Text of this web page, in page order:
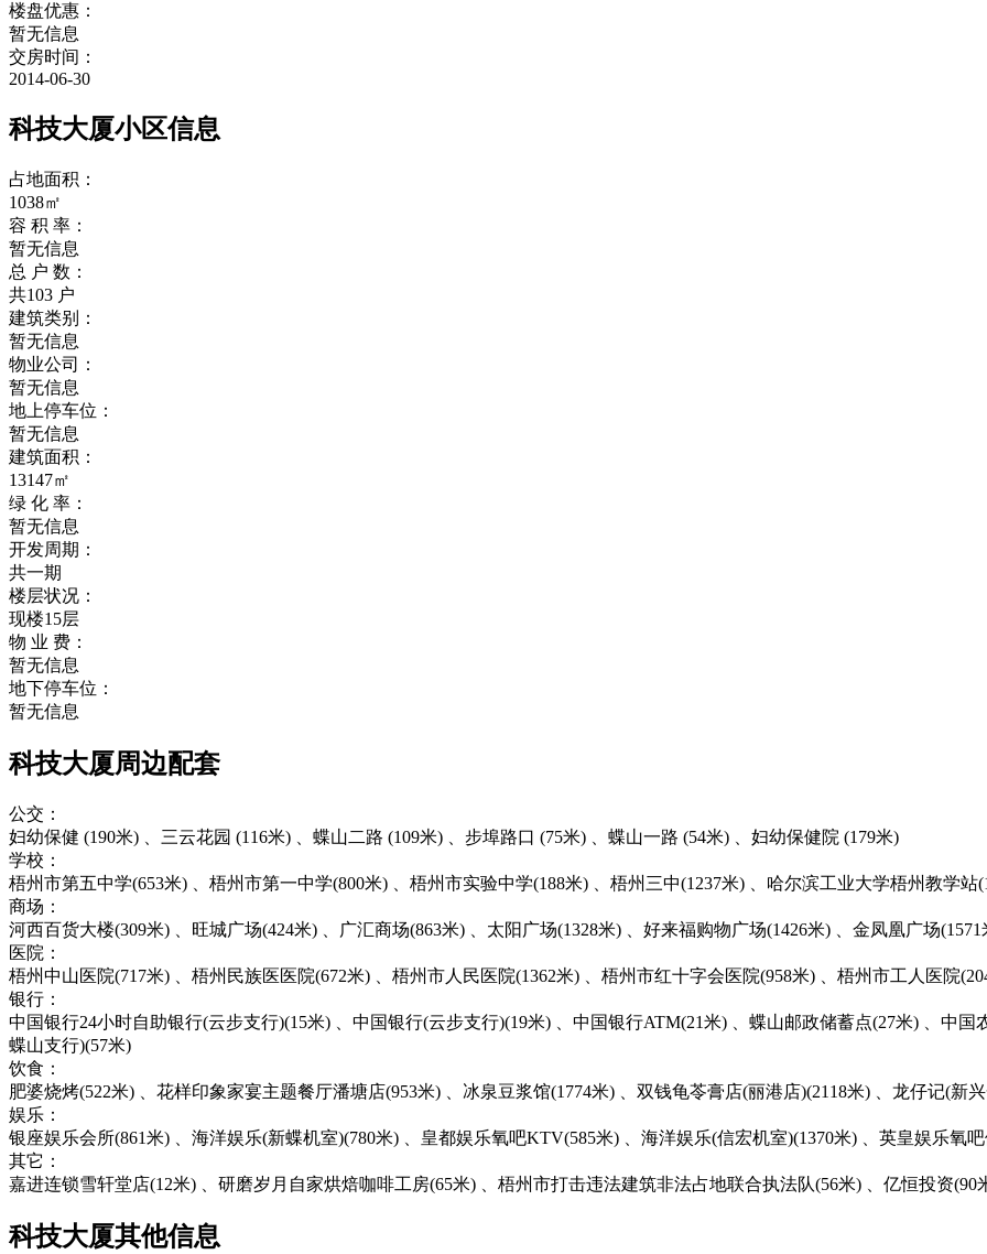
楼盘优惠：
暂无信息
交房时间：
2014-06-30
科技大厦小区信息
占地面积：
1038㎡
容 积 率：
暂无信息
总 户 数：
共103 户
建筑类别：
暂无信息
物业公司：
暂无信息
地上停车位：
暂无信息
建筑面积：
13147㎡
绿 化 率：
暂无信息
开发周期：
共一期
楼层状况：
现楼15层
物 业 费：
暂无信息
地下停车位：
暂无信息
科技大厦周边配套
公交：
妇幼保健 (190米) 、三云花园 (116米) 、蝶山二路 (109米) 、步埠路口 (75米) 、蝶山一路 (54米) 、妇幼保健院 (179米)
学校：
梧州市第五中学(653米) 、梧州市第一中学(800米) 、梧州市实验中学(188米) 、梧州三中(1237米) 、哈尔滨工业大学梧州教学站
商场：
河西百货大楼(309米) 、旺城广场(424米) 、广汇商场(863米) 、太阳广场(1328米) 、好来福购物广场(1426米) 、金凤凰广场(1571
医院：
梧州中山医院(717米) 、梧州民族医医院(672米) 、梧州市人民医院(1362米) 、梧州市红十字会医院(958米) 、梧州市工人医院
银行：
中国银行24小时自助银行(云步支行)(15米) 、中国银行(云步支行)(19米) 、中国银行ATM(21米) 、蝶山邮政储蓄点(27米) 、中
蝶山支行)(57米)
饮食：
肥婆烧烤(522米) 、花样印象家宴主题餐厅潘塘店(953米) 、冰泉豆浆馆(1774米) 、双钱龟苓膏店(丽港店)(2118米) 、龙仔记(新
娱乐：
银座娱乐会所(861米) 、海洋娱乐(新蝶机室)(780米) 、皇都娱乐氧吧KTV(585米) 、海洋娱乐(信宏机室)(1370米) 、英皇娱乐氧
其它：
嘉进连锁雪轩堂店(12米) 、研磨岁月自家烘焙咖啡工房(65米) 、梧州市打击违法建筑非法占地联合执法队(56米) 、亿恒投资(90
科技大厦其他信息